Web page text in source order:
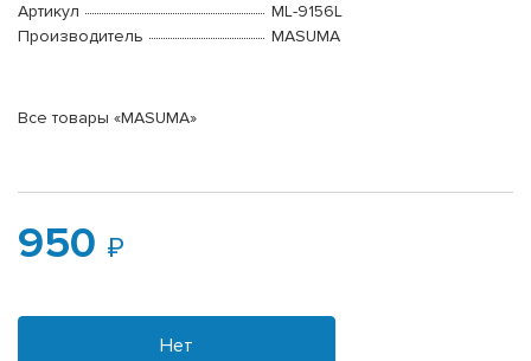
Артикул
ML-9156L
Производитель
MASUMA
Все товары «MASUMA»
950
Нет